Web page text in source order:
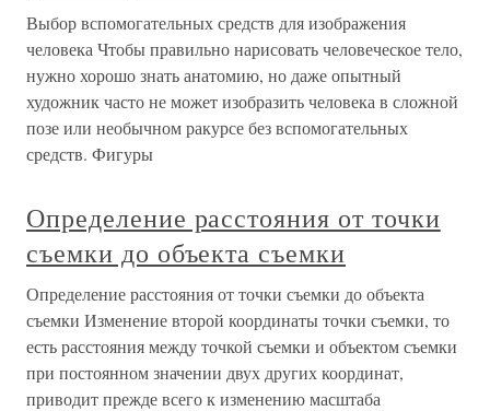
Выбор вспомогательных средств для изображения
человека Чтобы правильно нарисовать человеческое тело,
нужно хорошо знать анатомию, но даже опытный
художник часто не может изобразить человека в сложной
позе или необычном ракурсе без вспомогательных
средств. Фигуры
Определение расстояния от точки
съемки до объекта съемки
Определение расстояния от точки съемки до объекта
съемки Изменение второй координаты точки съемки, то
есть расстояния между точкой съемки и объектом съемки
при постоянном значении двух других координат,
приводит прежде всего к изменению масштаба